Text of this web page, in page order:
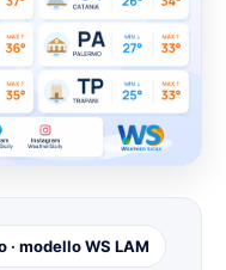
modello WS LAM